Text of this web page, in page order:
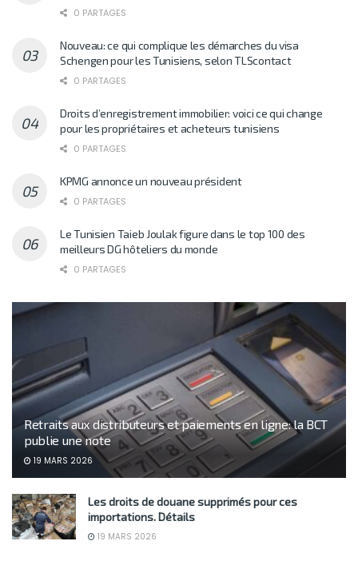
0 PARTAGES
Nouveau: ce qui complique les démarches du visa
Schengen pour les Tunisiens, selon TLScontact
0 PARTAGES
Droits d’enregistrement immobilier: voici ce qui change
pour les propriétaires et acheteurs tunisiens
0 PARTAGES
KPMG annonce un nouveau président
0 PARTAGES
Le Tunisien Taieb Joulak figure dans le top 100 des
meilleurs DG hôteliers du monde
0 PARTAGES
Retraits aux distributeurs et paiements en ligne: la BCT
publie une note
19 MARS 2026
Les droits de douane supprimés pour ces
importations. Détails
19 MARS 2026